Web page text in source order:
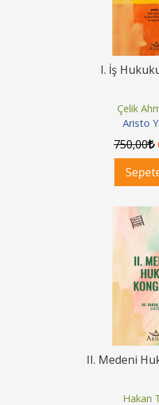
I. İş
Çelik
Aristo
750,00
II. Medeni
Hakan